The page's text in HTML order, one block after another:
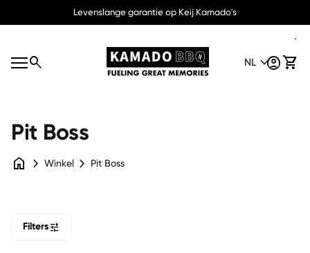
Levenslange garantie op Keij Kamado's
Mobiele navigatie
search Home
NL expand_moreAccount
account_circle Mijn
shopping_cart
S
Mijn winkelwagen bekijken
shopping_cart0
Pit Boss
home chevron_right Winkel chevron_right Pit Boss
Filters tune